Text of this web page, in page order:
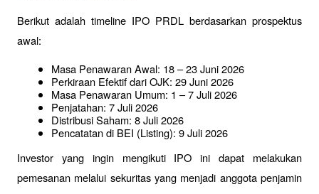
Berikut adalah timeline IPO PRDL berdasarkan prospektus
awal:
Masa Penawaran Awal: 18 – 23 Juni 2026
Perkiraan Efektif dari OJK: 29 Juni 2026
Masa Penawaran Umum: 1 – 7 Juli 2026
Penjatahan: 7 Juli 2026
Distribusi Saham: 8 Juli 2026
Pencatatan di BEI (Listing): 9 Juli 2026
Investor yang ingin mengikuti IPO ini dapat melakukan
pemesanan melalui sekuritas yang menjadi anggota penjamin